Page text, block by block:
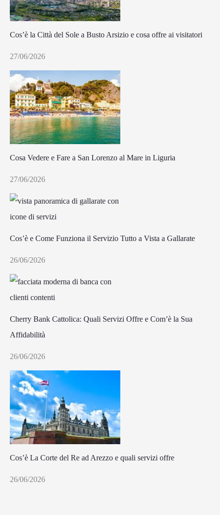
Cos’è la Città del Sole a Busto Arsizio e cosa offre ai visitatori
27/06/2026
Cosa Vedere e Fare a San Lorenzo al Mare in Liguria
27/06/2026
Cos’è e Come Funziona il Servizio Tutto a Vista a Gallarate
26/06/2026
Cherry Bank Cattolica: Quali Servizi Offre e Com’è la Sua
Affidabilità
26/06/2026
Cos’è La Corte del Re ad Arezzo e quali servizi offre
26/06/2026